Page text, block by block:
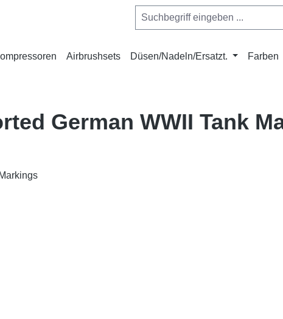
Airbrushsets Düsen/Nadeln/Ersatzt. Farben
German WWII Tank